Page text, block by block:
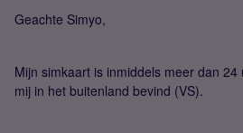
Geachte Simyo,
Mijn simkaart is inmiddels meer dan
mij in het buitenland bevind (VS).